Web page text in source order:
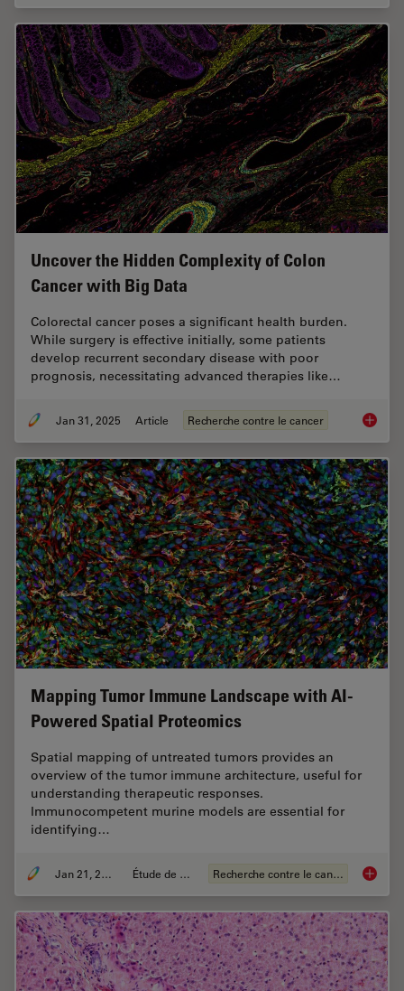
Uncover the Hidden Complexity of Colon
Cancer with Big Data
Colorectal cancer poses a significant health burden.
While surgery is effective initially, some patients
develop recurrent secondary disease with poor
prognosis, necessitating advanced therapies like…
Jan 31, 2025 Article Recherche contre le cancer
Mapping Tumor Immune Landscape with AI-
Powered Spatial Proteomics
Spatial mapping of untreated tumors provides an
overview of the tumor immune architecture, useful for
understanding therapeutic responses.
Immunocompetent murine models are essential for
identifying…
Jan 21, 2025 Étude de cas Recherche contre le cancer